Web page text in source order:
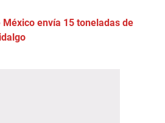
México envía 15 toneladas de